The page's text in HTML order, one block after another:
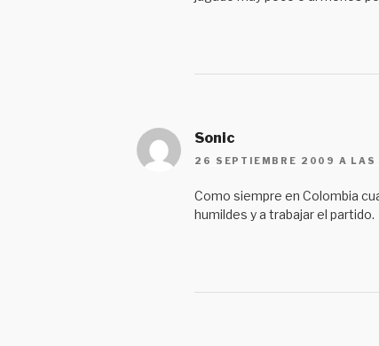
Sonic
26 SEPTIEMBRE 2009 A LAS
Como siempre en Colombia
humildes y a trabajar el partido.